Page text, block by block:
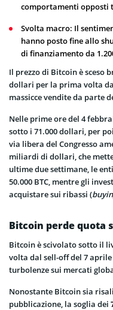
comportamenti opposti
Svolta macro: Il
hanno posto fine allo
di finanziamento da
Il prezzo di Bitcoin è sceso
dollari per la prima volta
massicce vendite da parte
Nelle prime ore del 4
sotto i 71.000 dollari, per
via libera del Congresso
miliardi di dollari, che
ultime due settimane, le
50.000 BTC, mentre gli
acquistare sui ribassi (
Bitcoin perde quota
Bitcoin è scivolato sotto il
volta dal sell-off del 7 aprile
turbolenze sui mercati
Nonostante Bitcoin sia
pubblicazione, la soglia dei